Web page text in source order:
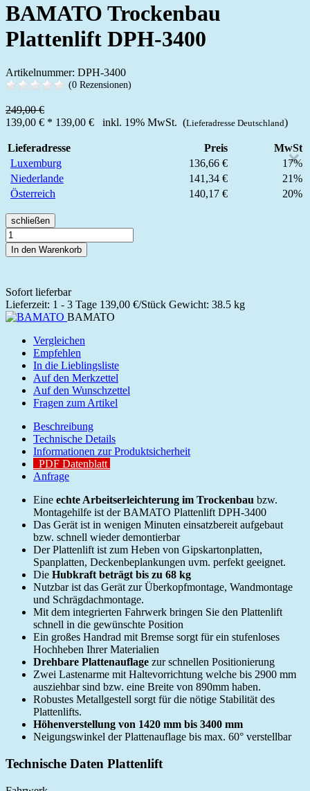
BAMATO Trockenbau
Plattenlift DPH-3400
Artikelnummer: DPH-3400
(0 Rezensionen)
249,00 €
139,00 € * 139,00 € inkl. 19% MwSt. (Lieferadresse Deutschland)
×
Lieferadresse Preis
MwSt
Luxemburg
136,66 €
17%
Niederlande
141,34 €
21%
Österreich
140,17 € 20%
schließen
In den Warenkorb
Sofort lieferbar
Lieferzeit: 1 - 3 Tage 139,00 €/Stück Gewicht: 38.5 kg
BAMATO
Vergleichen
Empfehlen
In die Lieblingsliste
Auf den Merkzettel
Auf den Wunschzettel
Fragen zum Artikel
Beschreibung
Technische Details
Informationen zur Produktsicherheit
PDF Datenblatt
Anfrage
Eine echte Arbeitserleichterung im Trockenbau bzw.
Montagehilfe ist der BAMATO Plattenlift DPH-3400
Das Gerät ist in wenigen Minuten einsatzbereit aufgebaut
bzw. schnell wieder demontierbar
Der Plattenlift ist zum Heben von Gipskartonplatten,
Spanplatten, Deckenbeplankungen uvm. perfekt geeignet.
Die Hubkraft beträgt bis zu 68 kg
Nutzbar ist das Gerät zur Überkopfmontage, Wandmontage
und Schrägdachmontage.
Mit dem integrierten Fahrwerk bringen Sie den Plattenlift
schnell in die gewünschte Position
Ein großes Handrad mit Bremse sorgt für ein stufenloses
Hochheben Ihrer Materialien
Drehbare Plattenauflage zur schnellen Positionierung
Zwei Lastenarme mit Haltevorrichtung welche bis 2900 mm
ausziehbar sind bzw. eine Breite von 890mm haben.
Robustes Metallgestell sorgt für die nötige Stabilität des
Plattenlifts.
Höhenverstellung von 1420 mm bis 3400 mm
Neigungswinkel der Plattenauflage bis max. 60° verstellbar
Technische Daten Plattenlift